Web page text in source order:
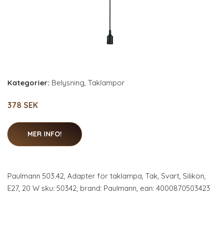
Kategorier: Belysning Taklampor
378 SEK
MER INFO!
Paulmann 503.42, Adapter för taklampa, Tak, Svart, Silikon,
E27, 20 W sku: 50342, brand: Paulmann, ean: 4000870503423